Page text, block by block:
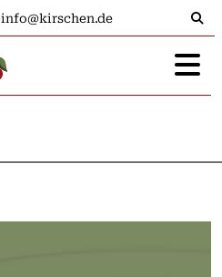
info@kirschen.de